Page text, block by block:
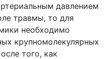
давлением
травмы, то для
необходимо
крупномолекулярных
того, как